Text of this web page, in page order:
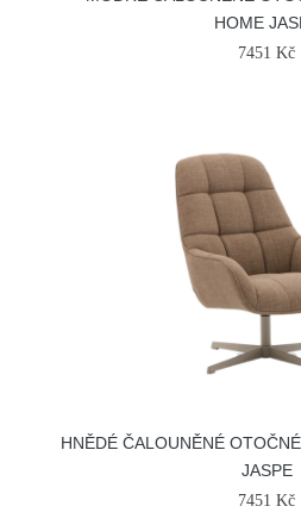
HOME
7451 Kč
HNĚDÉ ČALOUNĚNÉ
JASPE
7451 Kč